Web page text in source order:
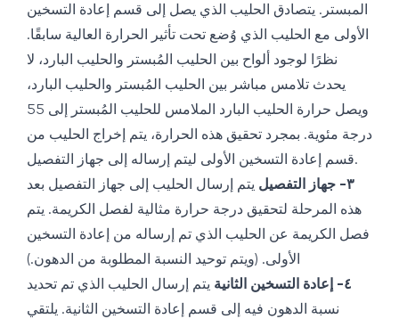
المبستر. يتصادق الحليب الذي يصل إلى قسم إعادة التسخين
الأولى مع الحليب الذي وُضع تحت تأثير الحرارة العالية سابقًا.
نظرًا لوجود ألواح بين الحليب المُبستر والحليب البارد، لا
يحدث تلامس مباشر بين الحليب المُبستر والحليب البارد،
ويصل حرارة الحليب البارد الملامس للحليب المُبستر إلى 55
درجة مئوية. بمجرد تحقيق هذه الحرارة، يتم إخراج الحليب من
قسم إعادة التسخين الأولى ليتم إرساله إلى جهاز التفصيل.
٣- جهاز التفصيل
يتم إرسال الحليب إلى جهاز التفصيل بعد
هذه المرحلة لتحقيق درجة حرارة مثالية لفصل الكريمة. يتم
فصل الكريمة عن الحليب الذي تم إرساله من إعادة التسخين
الأولى. (ويتم توحيد النسبة المطلوبة من الدهون.)
٤- إعادة التسخين الثانية
يتم إرسال الحليب الذي تم تحديد
نسبة الدهون فيه إلى قسم إعادة التسخين الثانية. يلتقي